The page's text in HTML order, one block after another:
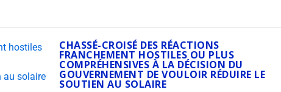
CHASSÉ-CROISÉ DES RÉACTIONS
FRANCHEMENT HOSTILES OU PLUS
COMPRÉHENSIVES À LA DÉCISION DU
GOUVERNEMENT DE VOULOIR RÉDUIRE LE
SOUTIEN AU SOLAIRE